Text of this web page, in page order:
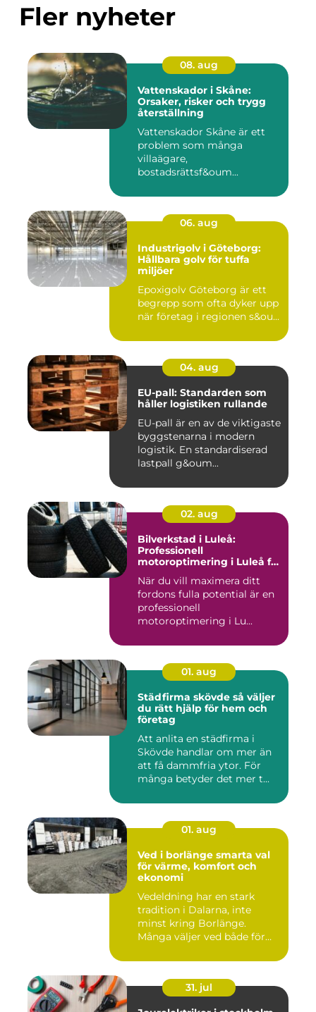
Fler nyheter
08. aug
Vattenskador i Skåne:
Orsaker, risker och trygg
återställning
Vattenskador Skåne är ett
problem som många
villaägare,
bostadsrättsf&oum...
06. aug
Industrigolv i Göteborg:
Hållbara golv för tuffa
miljöer
Epoxigolv Göteborg är ett
begrepp som ofta dyker upp
när företag i regionen s&ou...
04. aug
EU-pall: Standarden som
håller logistiken rullande
EU-pall är en av de viktigaste
byggstenarna i modern
logistik. En standardiserad
lastpall g&oum...
02. aug
Bilverkstad i Luleå:
Professionell
motoroptimering i Luleå för
När du vill maximera ditt
fordons fulla potential är en
professionell
motoroptimering i Lu...
01. aug
Städfirma skövde så väljer
du rätt hjälp för hem och
företag
Att anlita en städfirma i
Skövde handlar om mer än
att få dammfria ytor. För
många betyder det mer t...
01. aug
Ved i borlänge smarta val
för värme, komfort och
ekonomi
Vedeldning har en stark
tradition i Dalarna, inte
minst kring Borlänge.
Många väljer ved både för
31. jul